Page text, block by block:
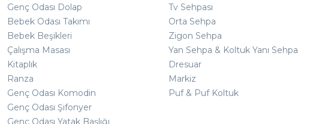
Genç Odası Dolap
Bebek Odası Takımı
Bebek Beşikleri
Çalışma Masası
Kitaplık
Ranza
Genç Odası Komodin
Genç Odası Şifonyer
Genç Odası Yatak Başlığı
Tv Sehpası
Orta Sehpa
Zigon Sehpa
Yan Sehpa & Koltuk Yanı Sehpa
Dresuar
Markiz
Puf & Puf Koltuk